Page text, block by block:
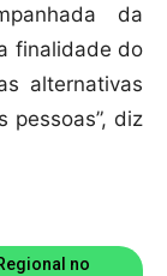
da
finalidade do
alternativas
pessoas”, diz
no